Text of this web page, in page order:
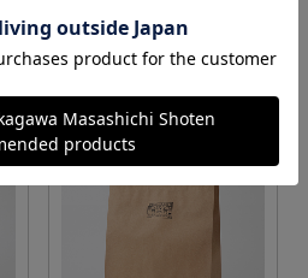
カートに入れる